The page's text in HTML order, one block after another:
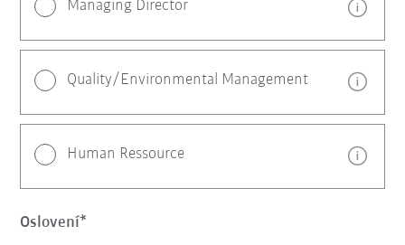
Managing Director
Quality/Environmental Management
Human Ressource
Oslovení